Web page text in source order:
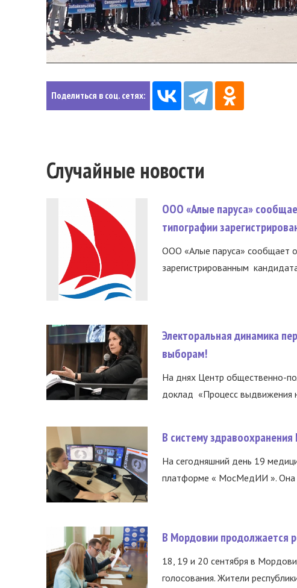
Поделиться в соц. сетях:
Случайные новости
ООО «Алые паруса»
типографии
ООО «Алые паруса» сообщает о
зарегистрированным
Электоральная динамика
выборам!
На днях Центр общественно-
доклад «Процесс выдвижения
В систему
На сегодняшний день 19
платформе « МосМедИИ ». Она
В Мордовии продолжается
18, 19 и 20 сентября в
голосования. Жители